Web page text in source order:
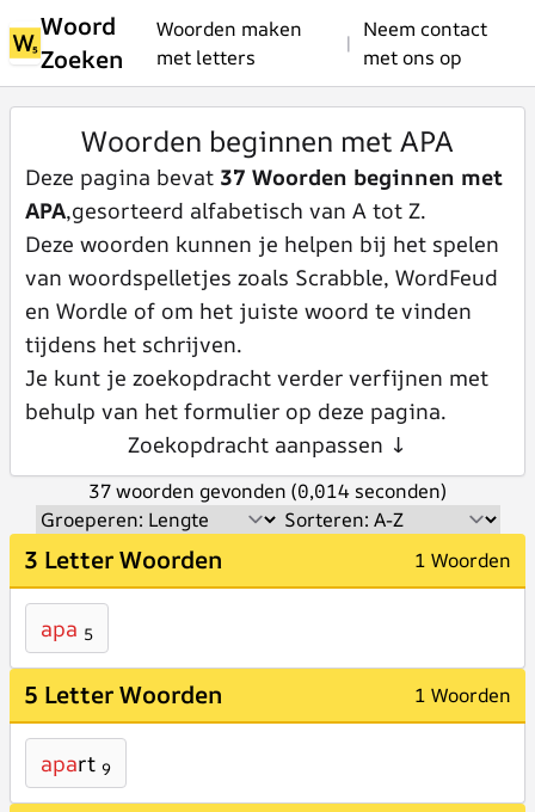
Woord
Zoeken
Woorden maken
met letters
|
Neem contact
met ons op
Woorden beginnen met APA
Deze pagina bevat 37 Woorden beginnen met
APA,gesorteerd alfabetisch van A tot Z.
Deze woorden kunnen je helpen bij het spelen
van woordspelletjes zoals Scrabble, WordFeud
en Wordle of om het juiste woord te vinden
tijdens het schrijven.
Je kunt je zoekopdracht verder verfijnen met
behulp van het formulier op deze pagina.
Zoekopdracht aanpassen ↓
37 woorden gevonden (0,014 seconden)
3 Letter Woorden 1 Woorden
apa 5
5 Letter Woorden 1 Woorden
apart 9